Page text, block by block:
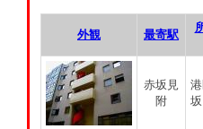
外観 最寄駅
赤坂見
附